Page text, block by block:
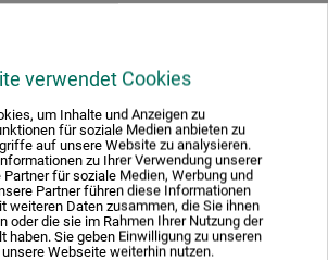
verwendet Cookies
um Inhalte und Anzeigen zu
für soziale Medien anbieten zu
auf unsere Website zu analysieren.
zu Ihrer Verwendung unserer
für soziale Medien, Werbung und
Partner führen diese Informationen
weiteren Daten zusammen, die Sie ihnen
oder die sie im Rahmen Ihrer Nutzung der
haben. Sie geben Einwilligung zu unseren
Webseite weiterhin nutzen.
papirkant og en skrå elastik i
indeholder 160 mikroperforerede
naturhvidt 100 g/m² papir, der er
blyant, blæk, tusch, fineliner osv.
bagsiden.